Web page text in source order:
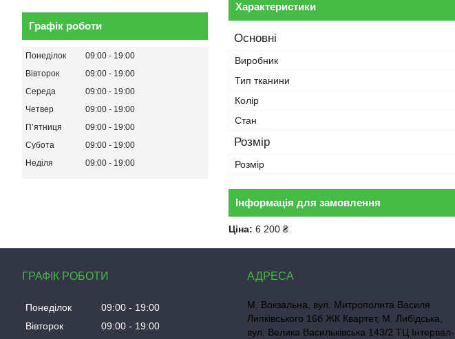
Характеристики
Основні
Виробник
Тип тканини
Колір
Стан
Розмір
Розмір
Інформація для замовлення
Ціна: 6 200 ₴
Графік роботи
Понеділок 09:00
19:00
Вівторок
09:00
19:00
Середа
09:00
19:00
Четвер
09:00
19:00
Пʼятниця
09:00
19:00
Субота
09:00
19:00
Неділя
09:00 19:00
ГРАФІК РОБОТИ
Понеділок 09:00
19:00
Вівторок
09:00 19:00
М. Вокзальна, вул. Митрополита Василя
Липківського 16б ЖК Квартет, М. Либідська,
вул. Велика Васильківська 143/2 ТЦ Інтервал-